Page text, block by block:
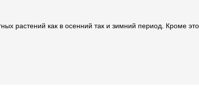
растений как в осенний так и зимний период. Кроме